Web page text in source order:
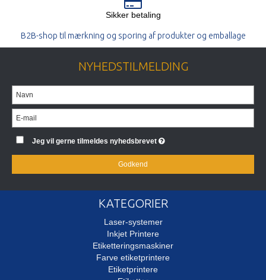
Sikker betaling
B2B-shop til mærkning og sporing af produkter og emballage
NYHEDSTILMELDING
Jeg vil gerne tilmeldes nyhedsbrevet
Godkend
KATEGORIER
Laser-systemer
Inkjet Printere
Etiketteringsmaskiner
Farve etiketprintere
Etiketprintere